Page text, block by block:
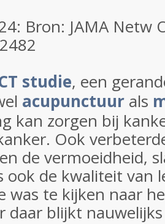
Bron: JAMA Netw
studie, een
acupunctuur als
kan zorgen bij
Ook
de vermoeidheid,
ook de kwaliteit van
was te kijken naar
daar blijkt